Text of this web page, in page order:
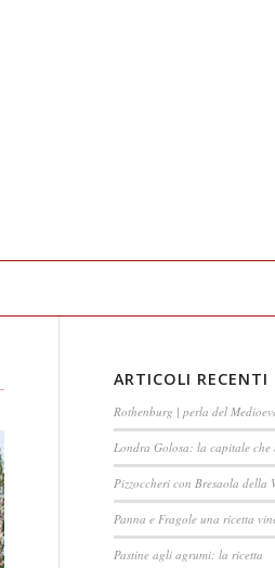
ARTICOLI RECENTI
Rothenburg | perla del
Londra Golosa: la capitale che
Pizzoccheri con Bresaola della
Panna e Fragole una ricetta
Pastine agli agrumi: la ricetta